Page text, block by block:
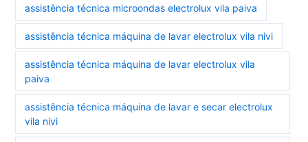
assistência técnica microondas electrolux vila paiva
assistência técnica máquina de lavar electrolux vila nivi
assistência técnica máquina de lavar electrolux vila
paiva
assistência técnica máquina de lavar e secar electrolux
vila nivi